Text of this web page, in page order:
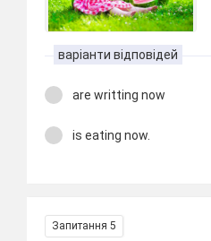
варіанти відповідей
are writting now
is eating now.
Запитання 5